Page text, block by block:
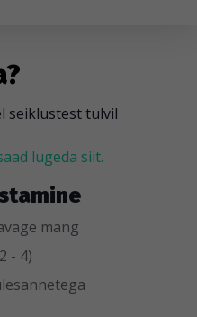
seiklustest tulvil
lugeda siit.
mäng
- 4)